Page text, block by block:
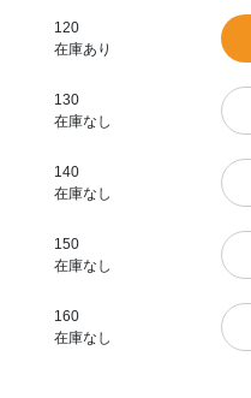
120
在庫あり
130
在庫なし
140
在庫なし
150
在庫なし
160
在庫なし